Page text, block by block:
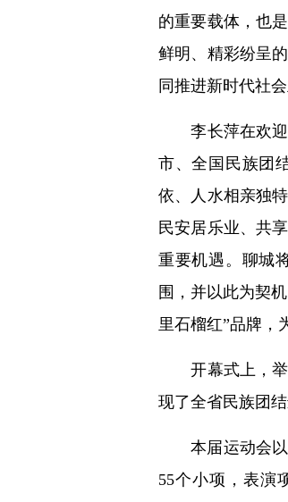
的重要载体，也
鲜明、精彩纷呈
同推进新时代社
李长萍在欢迎
市、全国民族团
依、人水相亲独
民安居乐业、共
重要机遇。聊城
围，并以此为契
里石榴红”品牌，
开幕式上，举
现了全省民族团
本届运动会以“
55个小项，表演